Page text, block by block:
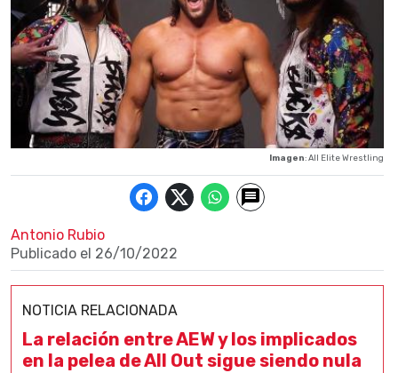
Imagen: All Elite Wrestling
Antonio Rubio
Publicado el 26/10/2022
NOTICIA RELACIONADA
La relación entre AEW y los implicados
en la pelea de All Out sigue siendo nula